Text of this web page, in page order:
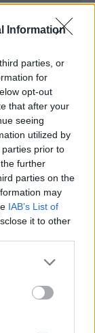
Information
parties, or
for
opt-out
that after your
seeing
utilized by
prior to
further
parties on the
may
IAB’s List of
it to other